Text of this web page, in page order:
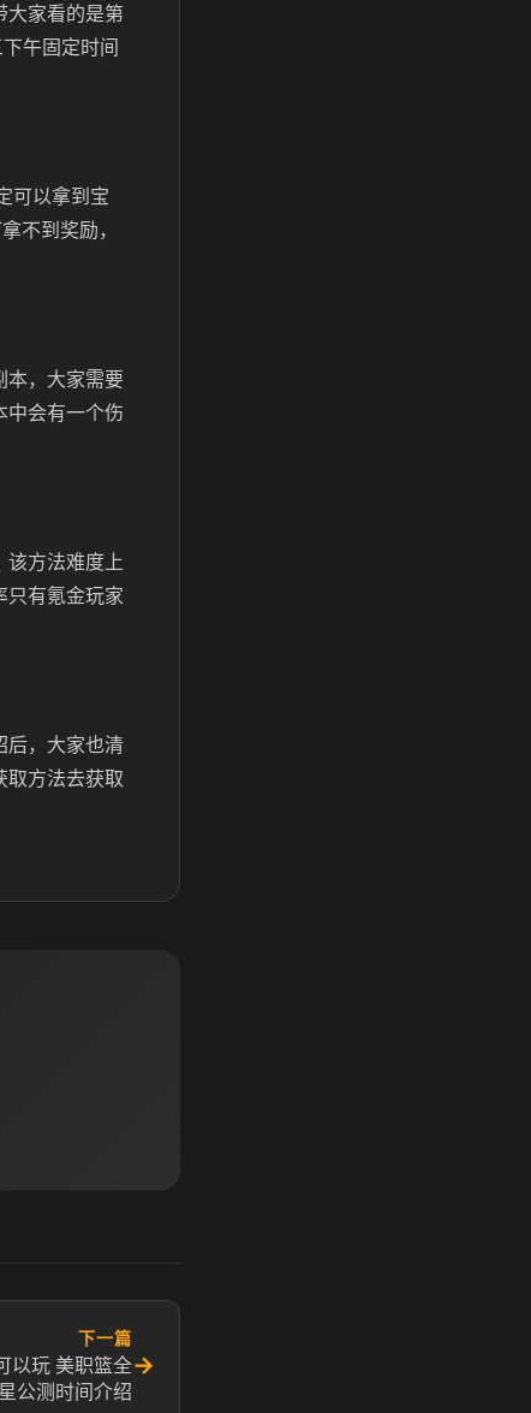
大家看的是第
午固定时间
可以拿到宝
不到奖励，
本，大家需要
中会有一个伤
该方法难度上
只有氪金玩家
后，大家也清
取方法去获取
下一篇
以玩 美职篮全
公测时间介绍
→